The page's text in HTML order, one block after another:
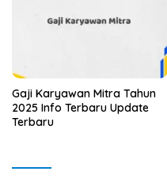
Gaji Karyawan Mitra Tahun
2025 Info Terbaru Update
Terbaru